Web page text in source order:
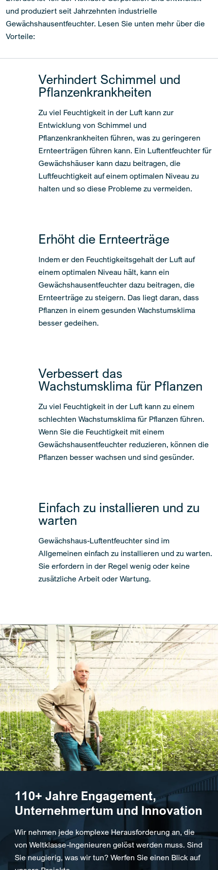
und produziert seit Jahrzehnten industrielle
Gewächshausentfeuchter. Lesen Sie unten mehr über die
Vorteile:
Verhindert Schimmel und
Pflanzenkrankheiten
Zu viel Feuchtigkeit in der Luft kann zur
Entwicklung von Schimmel und
Pflanzenkrankheiten führen, was zu geringeren
Ernteerträgen führen kann. Ein Luftentfeuchter für
Gewächshäuser kann dazu beitragen, die
Luftfeuchtigkeit auf einem optimalen Niveau zu
halten und so diese Probleme zu vermeiden.
Erhöht die Ernteerträge
Indem er den Feuchtigkeitsgehalt der Luft auf
einem optimalen Niveau hält, kann ein
Gewächshausentfeuchter dazu beitragen, die
Ernteerträge zu steigern. Das liegt daran, dass
Pflanzen in einem gesunden Wachstumsklima
besser gedeihen.
Verbessert das
Wachstumsklima für Pflanzen
Zu viel Feuchtigkeit in der Luft kann zu einem
schlechten Wachstumsklima für Pflanzen führen.
Wenn Sie die Feuchtigkeit mit einem
Gewächshausentfeuchter reduzieren, können die
Pflanzen besser wachsen und sind gesünder.
Einfach zu installieren und zu
warten
Gewächshaus-Luftentfeuchter sind im
Allgemeinen einfach zu installieren und zu warten.
Sie erfordern in der Regel wenig oder keine
zusätzliche Arbeit oder Wartung.
110+ Jahre Engagement,
Unternehmertum und Innovation
Wir nehmen jede komplexe Herausforderung an, die
von Weltklasse-Ingenieuren gelöst werden muss. Sind
Sie neugierig, was wir tun? Werfen Sie einen Blick auf